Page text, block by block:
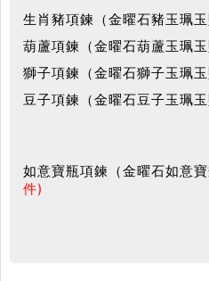
生肖豬項鍊（金曜石豬玉珮玉
葫蘆項鍊（金曜石葫蘆玉珮玉
獅子項鍊（金曜石獅子玉珮玉
豆子項鍊（金曜石豆子玉珮玉
如意寶瓶項鍊（金曜石如意寶
件)